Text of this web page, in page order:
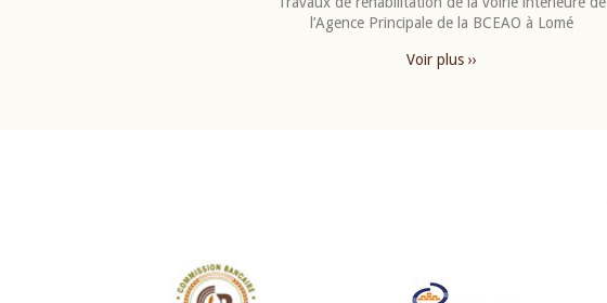
l’Agence Principale de la BCEAO à Lomé
Voir plus ››